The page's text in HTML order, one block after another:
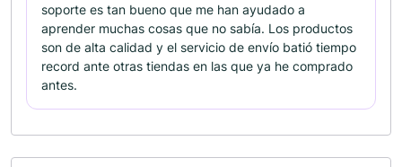
soporte es tan bueno que me han ayudado a
aprender muchas cosas que no sabía. Los productos
son de alta calidad y el servicio de envío batió tiempo
record ante otras tiendas en las que ya he comprado
antes.